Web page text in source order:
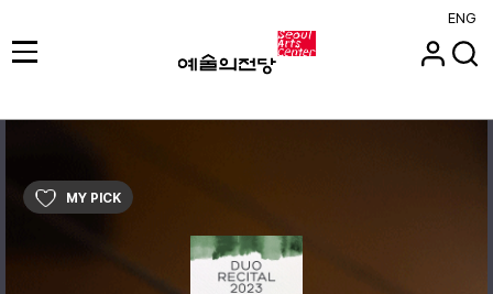
ENG
MY PICK